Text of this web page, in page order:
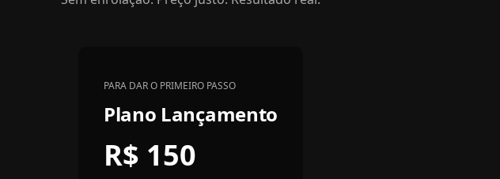
PARA DAR O PRIMEIRO PASSO
Plano Lançamento
R$ 150